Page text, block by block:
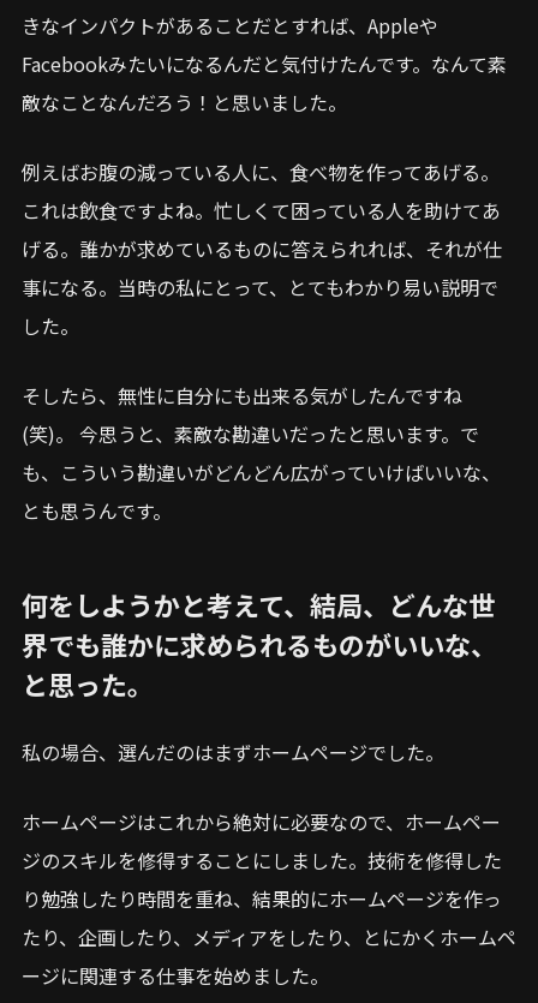
きなインパクトがあることだとすれば、Appleや
Facebookみたいになるんだと気付けたんです。なんて素
敵なことなんだろう！と思いました。
例えばお腹の減っている人に、食べ物を作ってあげる。
これは飲食ですよね。忙しくて困っている人を助けてあ
げる。誰かが求めているものに答えられれば、それが仕
事になる。当時の私にとって、とてもわかり易い説明で
した。
そしたら、無性に自分にも出来る気がしたんですね
(笑)。 今思うと、素敵な勘違いだったと思います。で
も、こういう勘違いがどんどん広がっていけばいいな、
とも思うんです。
何をしようかと考えて、結局、どんな世
界でも誰かに求められるものがいいな、
と思った。
私の場合、選んだのはまずホームページでした。
ホームページはこれから絶対に必要なので、ホームペー
ジのスキルを修得することにしました。技術を修得した
り勉強したり時間を重ね、結果的にホームページを作っ
たり、企画したり、メディアをしたり、とにかくホームペ
ージに関連する仕事を始めました。